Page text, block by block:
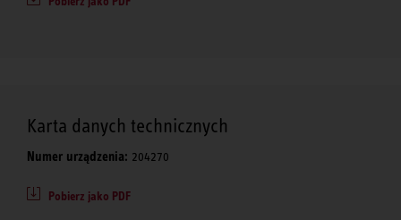
Karta danych technicznych
Numer urządzenia: 204270
Pobierz jako PDF